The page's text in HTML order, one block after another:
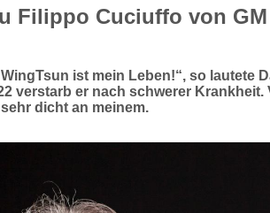
Filippo Cuciuffo von GM
ist mein Leben!“, so lautete
verstarb er nach schwerer Krankheit.
dicht an meinem.